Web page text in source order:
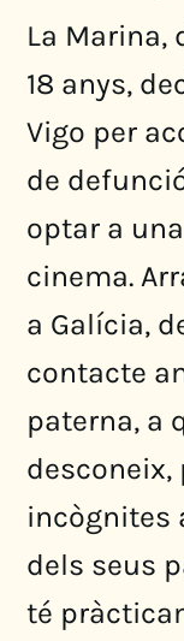
La Marina,
18 anys,
Vigo per
de
optar a
cinema.
a Galícia,
contacte
paterna, a
desconeix,
incògnites
dels seus
té